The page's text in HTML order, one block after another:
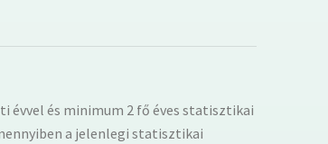
évvel és minimum 2 fő éves statisztikai
a jelenlegi statisztikai